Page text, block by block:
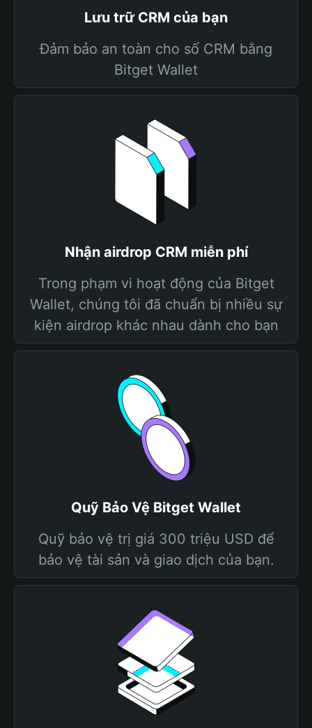
Lưu trữ CRM của bạn
Đảm bảo an toàn cho số CRM bằng
Bitget Wallet
Nhận airdrop CRM miễn phí
Trong phạm vi hoạt động của Bitget
Wallet, chúng tôi đã chuẩn bị nhiều sự
kiện airdrop khác nhau dành cho bạn
Quỹ Bảo Vệ Bitget Wallet
Quỹ bảo vệ trị giá 300 triệu USD để
bảo vệ tài sản và giao dịch của bạn.